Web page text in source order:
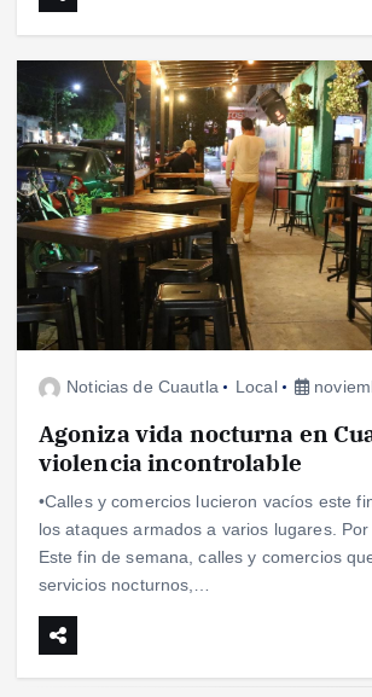
Noticias de Cuautla Local
Agoniza vida nocturna en
violencia incontrolable
•Calles y comercios lucieron vacíos este
los ataques armados a varios lugares. Por
Este fin de semana, calles y comercios
servicios nocturnos,…